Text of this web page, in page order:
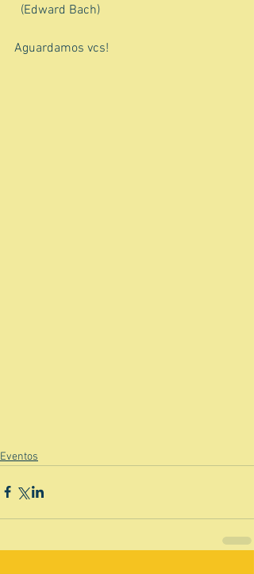
  (Edward Bach)
Aguardamos vcs!
Eventos